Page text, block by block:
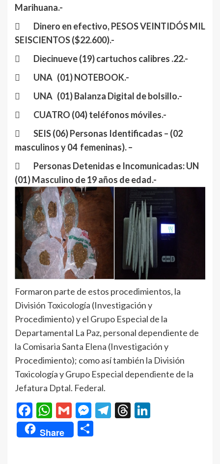
Marihuana.-
 Dinero en efectivo, PESOS VEINTIDÓS MIL
SEISCIENTOS ($22.600).-
 Diecinueve (19) cartuchos calibres .22.-
 UNA (01) NOTEBOOK.-
 UNA (01) Balanza Digital de bolsillo.-
 CUATRO (04) teléfonos móviles.-
 SEIS (06) Personas Identificadas – (02
masculinos y 04 femeninas). –
 Personas Detenidas e Incomunicadas: UN
(01) Masculino de 19 años de edad.-
Formaron parte de estos procedimientos, la
División Toxicología (Investigación y
Procedimiento) y el Grupo Especial de la
Departamental La Paz, personal dependiente de
la Comisaria Santa Elena (Investigación y
Procedimiento); como así también la División
Toxicología y Grupo Especial dependiente de la
Jefatura Dptal. Federal.
Facebook
WhatsApp
GmailMessenger
Telegram
Threads
Share